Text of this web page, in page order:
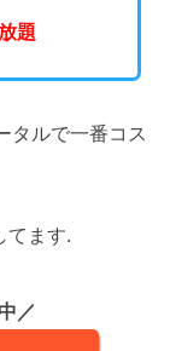
題
タルで一番コス
てます.
／